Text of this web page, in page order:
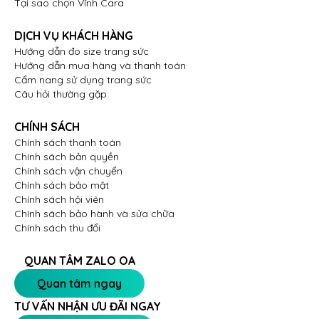
phụ kiện hoàn hảo để đồng hành cùng nàng trong
mọi hoạt động, từ đi làm, đi chơi cho đến đi hẹn hò
hoặc tham gia những bữa tiệc sang trọng.
Hãy luôn tỏa sáng rạng rỡ và thu hút mọi ánh nhìn
thiết kế tinh xảo và đẳng cấp này tại Vĩnh Cara ngay
hôm nay để nhận nhiều ưu đãi hấp dẫn nhé.
Tại sao chọn Vĩnh Cara
DỊCH VỤ KHÁCH HÀNG
Hướng dẫn đo size trang sức
Hướng dẫn mua hàng và thanh toán
Cẩm nang sử dụng trang sức
Câu hỏi thường gặp
CHÍNH SÁCH
Chính sách thanh toán
Chính sách bản quyền
Chính sách vận chuyển
Chính sách bảo mật
Chính sách hội viên
Chính sách bảo hành và sửa chữa
Chính sách thu đổi
QUAN TÂM ZALO OA
Quan tâm ngay
TƯ VẤN NHẬN ƯU ĐÃI NGAY